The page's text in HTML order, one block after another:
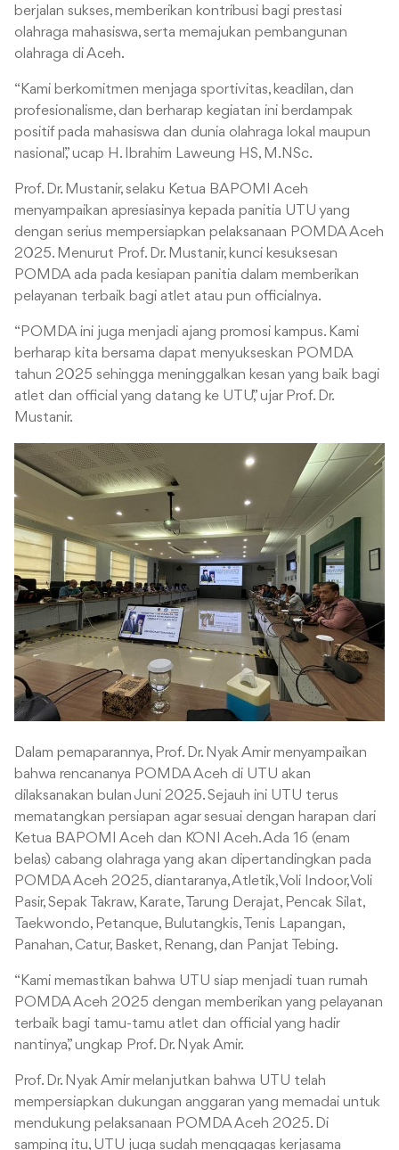
berjalan sukses, memberikan kontribusi bagi prestasi
olahraga mahasiswa, serta memajukan pembangunan
olahraga di Aceh.
“Kami berkomitmen menjaga sportivitas, keadilan, dan
profesionalisme, dan berharap kegiatan ini berdampak
positif pada mahasiswa dan dunia olahraga lokal maupun
nasional,” ucap H. Ibrahim Laweung HS, M.NSc.
Prof. Dr. Mustanir, selaku Ketua BAPOMI Aceh
menyampaikan apresiasinya kepada panitia UTU yang
dengan serius mempersiapkan pelaksanaan POMDA Aceh
2025. Menurut Prof. Dr. Mustanir, kunci kesuksesan
POMDA ada pada kesiapan panitia dalam memberikan
pelayanan terbaik bagi atlet atau pun officialnya.
“POMDA ini juga menjadi ajang promosi kampus. Kami
berharap kita bersama dapat menyukseskan POMDA
tahun 2025 sehingga meninggalkan kesan yang baik bagi
atlet dan official yang datang ke UTU,” ujar Prof. Dr.
Mustanir.
Dalam pemaparannya, Prof. Dr. Nyak Amir menyampaikan
bahwa rencananya POMDA Aceh di UTU akan
dilaksanakan bulan Juni 2025. Sejauh ini UTU terus
mematangkan persiapan agar sesuai dengan harapan dari
Ketua BAPOMI Aceh dan KONI Aceh. Ada 16 (enam
belas) cabang olahraga yang akan dipertandingkan pada
POMDA Aceh 2025, diantaranya, Atletik, Voli Indoor, Voli
Pasir, Sepak Takraw, Karate, Tarung Derajat, Pencak Silat,
Taekwondo, Petanque, Bulutangkis, Tenis Lapangan,
Panahan, Catur, Basket, Renang, dan Panjat Tebing.
“Kami memastikan bahwa UTU siap menjadi tuan rumah
POMDA Aceh 2025 dengan memberikan yang pelayanan
terbaik bagi tamu-tamu atlet dan official yang hadir
nantinya,” ungkap Prof. Dr. Nyak Amir.
Prof. Dr. Nyak Amir melanjutkan bahwa UTU telah
mempersiapkan dukungan anggaran yang memadai untuk
mendukung pelaksanaan POMDA Aceh 2025. Di
samping itu, UTU juga sudah menggagas kerjasama